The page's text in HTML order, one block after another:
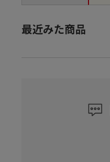
最近みた商品